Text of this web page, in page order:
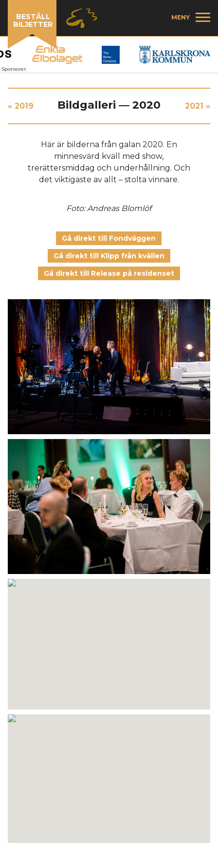
BESTÄLL
BILJETTER
MENY
Sponsorer:
« 2019 Bildgalleri — 2020 2021 »
Här är bilderna från galan 2020. En
minnesvärd kväll med show,
trerättersmiddag och underhållning. Och
det viktigaste av allt – stolta vinnare.
Foto: Andreas Blomlöf
Gå direkt till Fondväggen
Gå direkt till Klipp från kvällen
Gå direkt till Release på residenset